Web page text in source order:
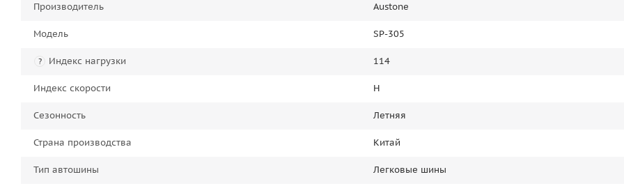
Производитель Austone
Модель SP-305
? Индекс нагрузки 114
Индекс скорости H
Сезонность Летняя
Страна производства Китай
Тип автошины Легковые шины